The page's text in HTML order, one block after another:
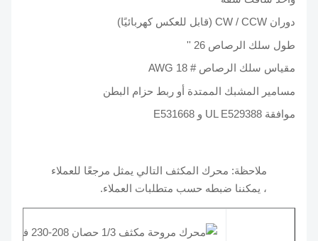
دوران CW / CCW (قابل للعكس كهربائيًا)
طول سلك الرصاص 26 ''
مقياس سلك الرصاص # 18 AWG
مسامير المشبك الممتدة أو ربط حزام البطن
موافقة UL E529388 و E531668
ملاحظة: محرك المكثف التالي يمثل مرجعًا للعملاء
، يمكننا ضبطه حسب متطلبات العملاء.